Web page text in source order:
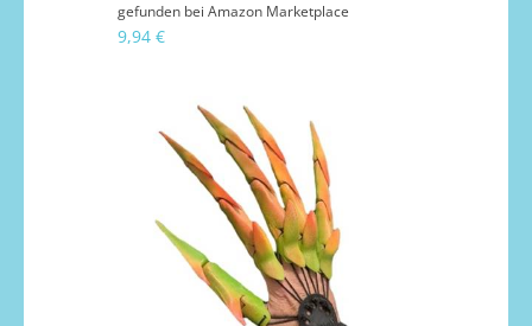
gefunden bei Amazon Marketplace
9,94 €